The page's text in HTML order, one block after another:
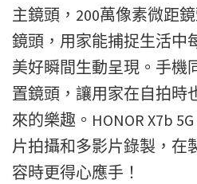
主鏡頭，200萬像素微距
鏡頭，用家能捕捉生活中
美好瞬間生動呈現。手機
置鏡頭，讓用家在自拍時
來的樂趣。HONOR X7b
片拍攝和多影片錄製，在
容時更得心應手！